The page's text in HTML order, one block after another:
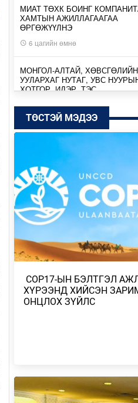
МИАТ ТӨХК БОИНГ
ХАМТЫН АЖИЛЛАГААГАА
ӨРГӨЖҮҮЛНЭ
6 цагийн өмнө
МОНГОЛ-АЛТАЙ, ХӨВСГӨЛИЙН
УУЛАРХАГ НУТАГ, УВС
ХОТГОР, ИДЭР, ТЭС,…
6 цагийн өмнө
МОНГОЛ-АЛТАЙ, ХӨВСГӨЛИЙН
УУЛАРХАГ НУТАГ, ДОРНОД-
ДАРЬГАНГЫН ТАЛ НУТГААР…
Өчигдөр
УИХ-ЫН ДАРГА С.БЯМБАЦОГТ
АЗИЙН ЭРЭГТЭЙЧҮҮДИЙН
ВОЛЕЙБОЛЫН АВАРГА Ш…
Өчигдөр
МОНГОЛ УЛС COP17-Д ТАЛ
ТӨЛӨВЛӨГӨӨГӨӨ
Өчигдөр
НИЙТИЙН АЛБАН ТУШААЛТНЫ
ГАЗРЫН ТОГТООЛ
Өчигдөр
ТӨСТЭЙ МЭДЭЭ
COP17-ЫН БЭЛТГЭЛ
ХҮРЭЭНД ХИЙСЭН
ОНЦЛОХ ЗҮЙЛС